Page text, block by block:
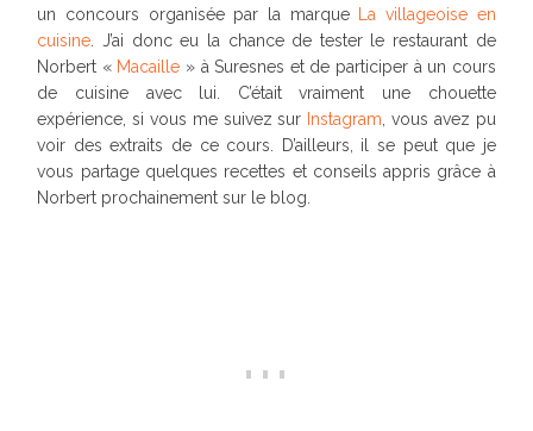
un concours organisée par la marque La villageoise en
cuisine. J’ai donc eu la chance de tester le restaurant de
Norbert « Macaille » à Suresnes et de participer à un cours
de cuisine avec lui. C’était vraiment une chouette
expérience, si vous me suivez sur Instagram, vous avez pu
voir des extraits de ce cours. D’ailleurs, il se peut que je
vous partage quelques recettes et conseils appris grâce à
Norbert prochainement sur le blog.